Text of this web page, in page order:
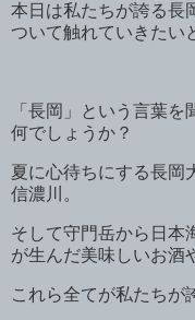
本日は私たちが誇る長
ついて触れていきたい
「長岡」という言葉
何でしょうか？
夏に心待ちにする長岡
信濃川。
そして守門岳から日本
が生んだ美味しいお酒
これら全てが私たちが